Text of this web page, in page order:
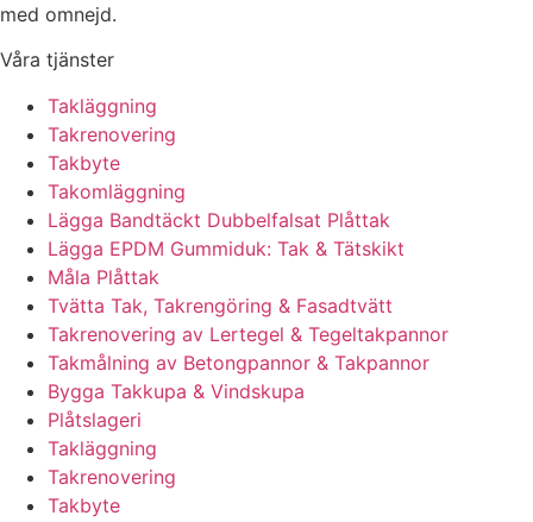
med omnejd.
Våra tjänster
Takläggning
Takrenovering
Takbyte
Takomläggning
Lägga Bandtäckt Dubbelfalsat Plåttak
Lägga EPDM Gummiduk: Tak & Tätskikt
Måla Plåttak
Tvätta Tak, Takrengöring & Fasadtvätt
Takrenovering av Lertegel & Tegeltakpannor
Takmålning av Betongpannor & Takpannor
Bygga Takkupa & Vindskupa
Plåtslageri
Takläggning
Takrenovering
Takbyte